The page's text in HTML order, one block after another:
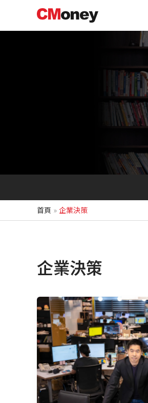
主
首頁 企業決策
企業決策
如
何
鍛
鍊
「決
策
正
確」